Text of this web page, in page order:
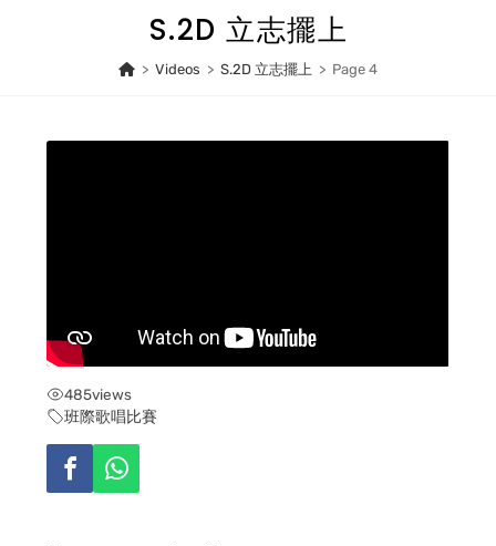
S.2D 立志擺上
> Videos > S.2D 立志擺上 > Page 4
485views
班際歌唱比賽